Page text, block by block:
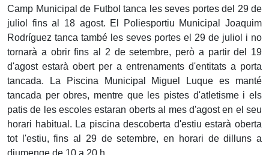
Camp Municipal de Futbol tanca les seves portes del 29 de
juliol fins al 18 agost. El Poliesportiu Municipal Joaquim
Rodríguez tanca també les seves portes el 29 de juliol i no
tornarà a obrir fins al 2 de setembre, però a partir del 19
d'agost estarà obert per a entrenaments d'entitats a porta
tancada. La Piscina Municipal Miguel Luque es manté
tancada per obres, mentre que les pistes d'atletisme i els
patis de les escoles estaran oberts al mes d'agost en el seu
horari habitual. La piscina descoberta d'estiu estarà oberta
tot l'estiu, fins al 29 de setembre, en horari de dilluns a
diumenge de 10 a 20 h.